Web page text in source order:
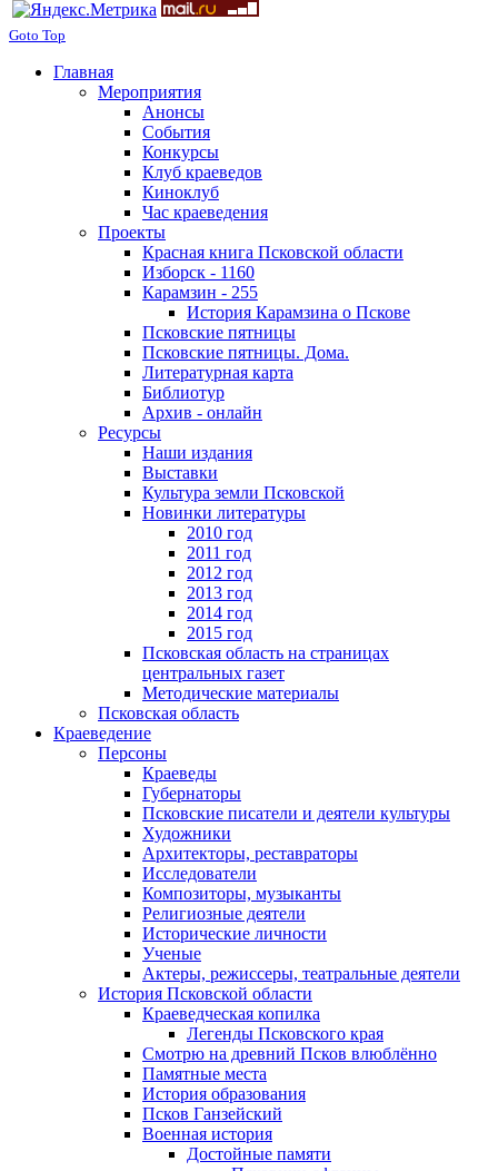
Goto Top
Главная
Мероприятия
Анонсы
События
Конкурсы
Клуб краеведов
Киноклуб
Час краеведения
Проекты
Красная книга Псковской области
Изборск - 1160
Карамзин - 255
История Карамзина о Пскове
Псковские пятницы
Псковские пятницы. Дома.
Литературная карта
Библиотур
Архив - онлайн
Ресурсы
Наши издания
Выставки
Культура земли Псковской
Новинки литературы
2010 год
2011 год
2012 год
2013 год
2014 год
2015 год
Псковская область на страницах
центральных газет
Методические материалы
Псковская область
Краеведение
Персоны
Краеведы
Губернаторы
Псковские писатели и деятели культуры
Художники
Архитекторы, реставраторы
Исследователи
Композиторы, музыканты
Религиозные деятели
Исторические личности
Ученые
Актеры, режиссеры, театральные деятели
История Псковской области
Краеведческая копилка
Легенды Псковского края
Смотрю на древний Псков влюблённо
Памятные места
История образования
Псков Ганзейский
Военная история
Достойные памяти